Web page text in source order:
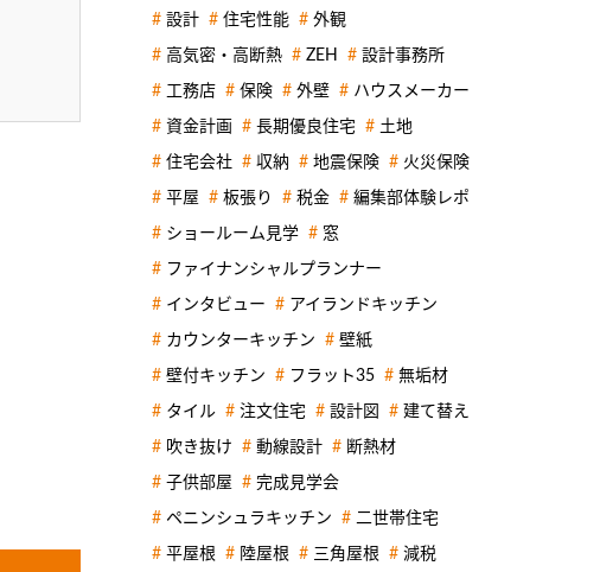
設計 住宅性能 外観
高気密・高断熱 ZEH 設計事務所
工務店 保険 外壁 ハウスメーカー
資金計画 長期優良住宅 土地
住宅会社 収納 地震保険 火災保険
平屋 板張り 税金 編集部体験レポ
ショールーム見学 窓
ファイナンシャルプランナー
インタビュー アイランドキッチン
カウンターキッチン 壁紙
壁付キッチン フラット35 無垢材
タイル 注文住宅 設計図 建て替え
吹き抜け 動線設計 断熱材
子供部屋 完成見学会
ペニンシュラキッチン 二世帯住宅
平屋根 陸屋根 三角屋根 減税